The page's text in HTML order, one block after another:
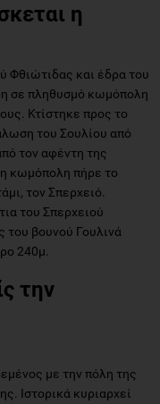
η
Φθιώτιδας και έδρα του
σε πληθυσμό κωμόπολη
Κτίστηκε προς το
του Σουλίου από
τον αφέντη της
κωμόπολη πήρε το
τον Σπερχειό.
του Σπερχειού
του βουνού Γουλινά
240μ.
την
με την πόλη της
Ιστορικά κυριαρχεί